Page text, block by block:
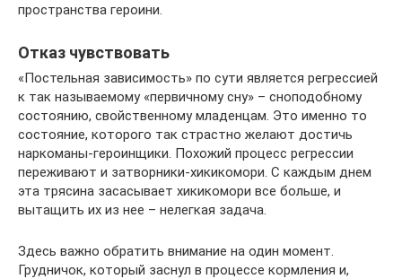
пространства героини.
Отказ чувствовать
«Постельная зависимость» по сути является регрессией
к так называемому «первичному сну» – сноподобному
состоянию, свойственному младенцам. Это именно то
состояние, которого так страстно желают достичь
наркоманы-героинщики. Похожий процесс регрессии
переживают и затворники-хикикомори. С каждым днем
эта трясина засасывает хикикомори все больше, и
вытащить их из нее – нелегкая задача.
Здесь важно обратить внимание на один момент.
Грудничок, который заснул в процессе кормления и,